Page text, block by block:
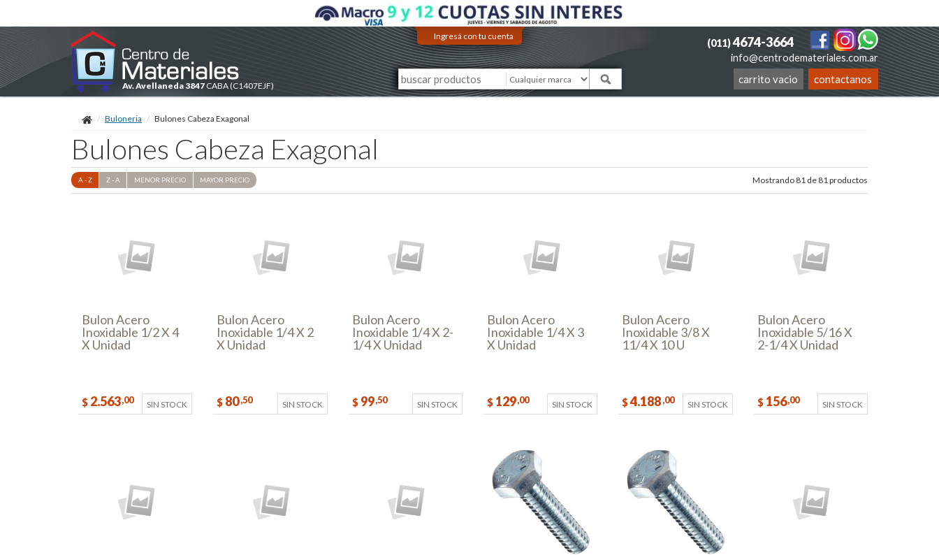
Ingresá con tu cuenta
info@centrodemateriales.com.ar
Av. Avellaneda 3847 CABA(C1407EJF)
(011)4674-3664
contactanos
carrito vacio
Buloneria Bulones Cabeza Exagonal
Bulones Cabeza Exagonal
A - Z Z - A MENOR PRECIO MAYOR PRECIO Mostrando 81 de 81 productos
Bulon Acero
Inoxidable 1/2 X 4
X Unidad
$ 2.563,00 SIN STOCK
Bulon Acero
Inoxidable 1/4 X 2
X Unidad
$ 80,50 SIN STOCK
Bulon Acero
Inoxidable 1/4 X 2-
1/4 X Unidad
$ 99,50 SIN STOCK
Bulon Acero
Inoxidable 1/4 X 3
X Unidad
$ 129,00 SIN STOCK
Bulon Acero
Inoxidable 3/8 X
11/4 X 10 U
$4.188 ,00 SIN STOCK
Bulon Acero
Inoxidable 5/16 X
2-1/4 X Unidad
$ 156,00 SIN STOCK